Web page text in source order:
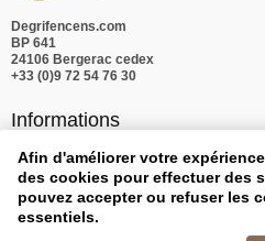
Degrifencens.com
BP 641
24106 Bergerac cedex
+33 (0)9 72 54 76 30
Informations
Nos produits
Notre société
Afin d'améliorer votre
des cookies pour effectuer des
pouvez accepter ou refuser les
essentiels.